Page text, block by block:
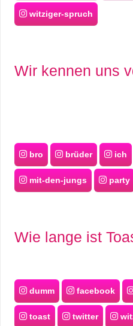
witziger-spruch
Wir kennen uns
bro brüder ich
mit-den-jungs party
Wie lange ist
dumm facebook
toast twitter